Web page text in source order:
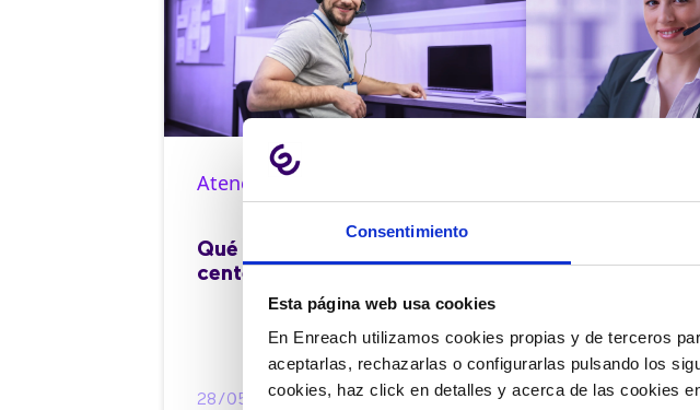
Consentimiento
Esta página web usa cookies
En Enreach utilizamos cookies propias y de terceros
aceptarlas, rechazarlas o configurarlas pulsando los
cookies, haz click en detalles y acerca de las cookies
Atención al cliente |
Qué es el FCR en un contact
center y cómo mejorarlo
28/05/2026
Cómo
evaluación
12/05/2026